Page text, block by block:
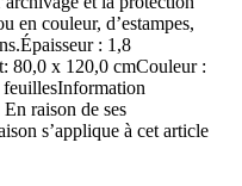
en couleur, d’estampes,
: 1,8
80,0 x 120,0 cmCouleur :
raison de ses
s’applique à cet article